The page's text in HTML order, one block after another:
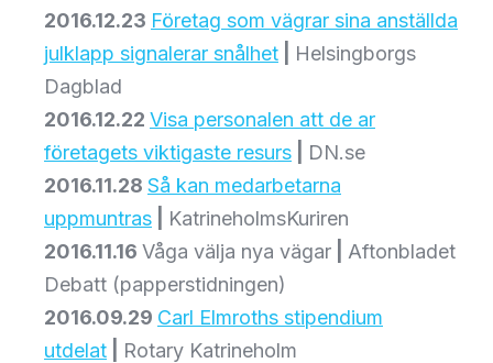
2016.12.23 Företag som vägrar sina anställda
julklapp signalerar snålhet
Helsingborgs
Dagblad
2016.12.22 Visa personalen att de ar
företagets viktigaste resurs
DN.se
2016.11.28 Så kan medarbetarna
uppmuntras
KatrineholmsKuriren
2016.11.16 Våga välja nya vägar
Aftonbladet
Debatt (papperstidningen)
2016.09.29 Carl Elmroths stipendium
utdelat
Rotary Katrineholm